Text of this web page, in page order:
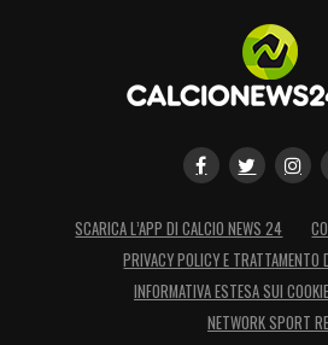
SCARICA L’APP DI CALCIO NEWS 24
PRIVACY POLICY E TRATTAMENTO
INFORMATIVA ESTESA SUI
NETWORK SPORT